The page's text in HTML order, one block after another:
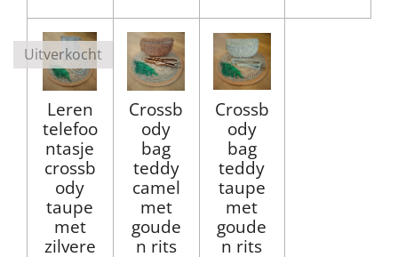
Uitverkocht
Leren
telefoo
ntasje
crossb
ody
taupe
met
zilvere
Crossb
ody
bag
teddy
camel
met
goude
n rits
Crossb
ody
bag
teddy
taupe
met
goude
n rits